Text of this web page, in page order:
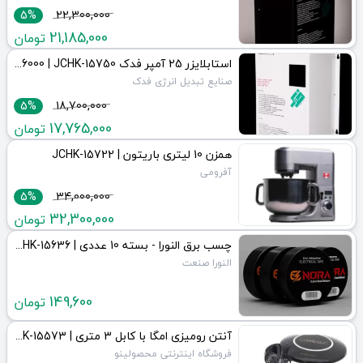
5% 22,300,000
21,185,000تومان
استابلایزر 25 آمپر فدک FT6000 | JCHK-15750
صنایع تبدیل انرژی فدک
5% 18,700,000
17,765,000 تومان
همزن 10 لیتری باریتون | JCHK-15722
آفرومی
5% 34,000,000
32,300,000 تومان
چسب برق النورا - بسته 10 عددی | JCHK-15636
النورا صنعت
149,600 تومان
آنتن رومیزی امگا با کابل 3 متری | JCHK-15573
فروشگاه اینترنتی محصولینو